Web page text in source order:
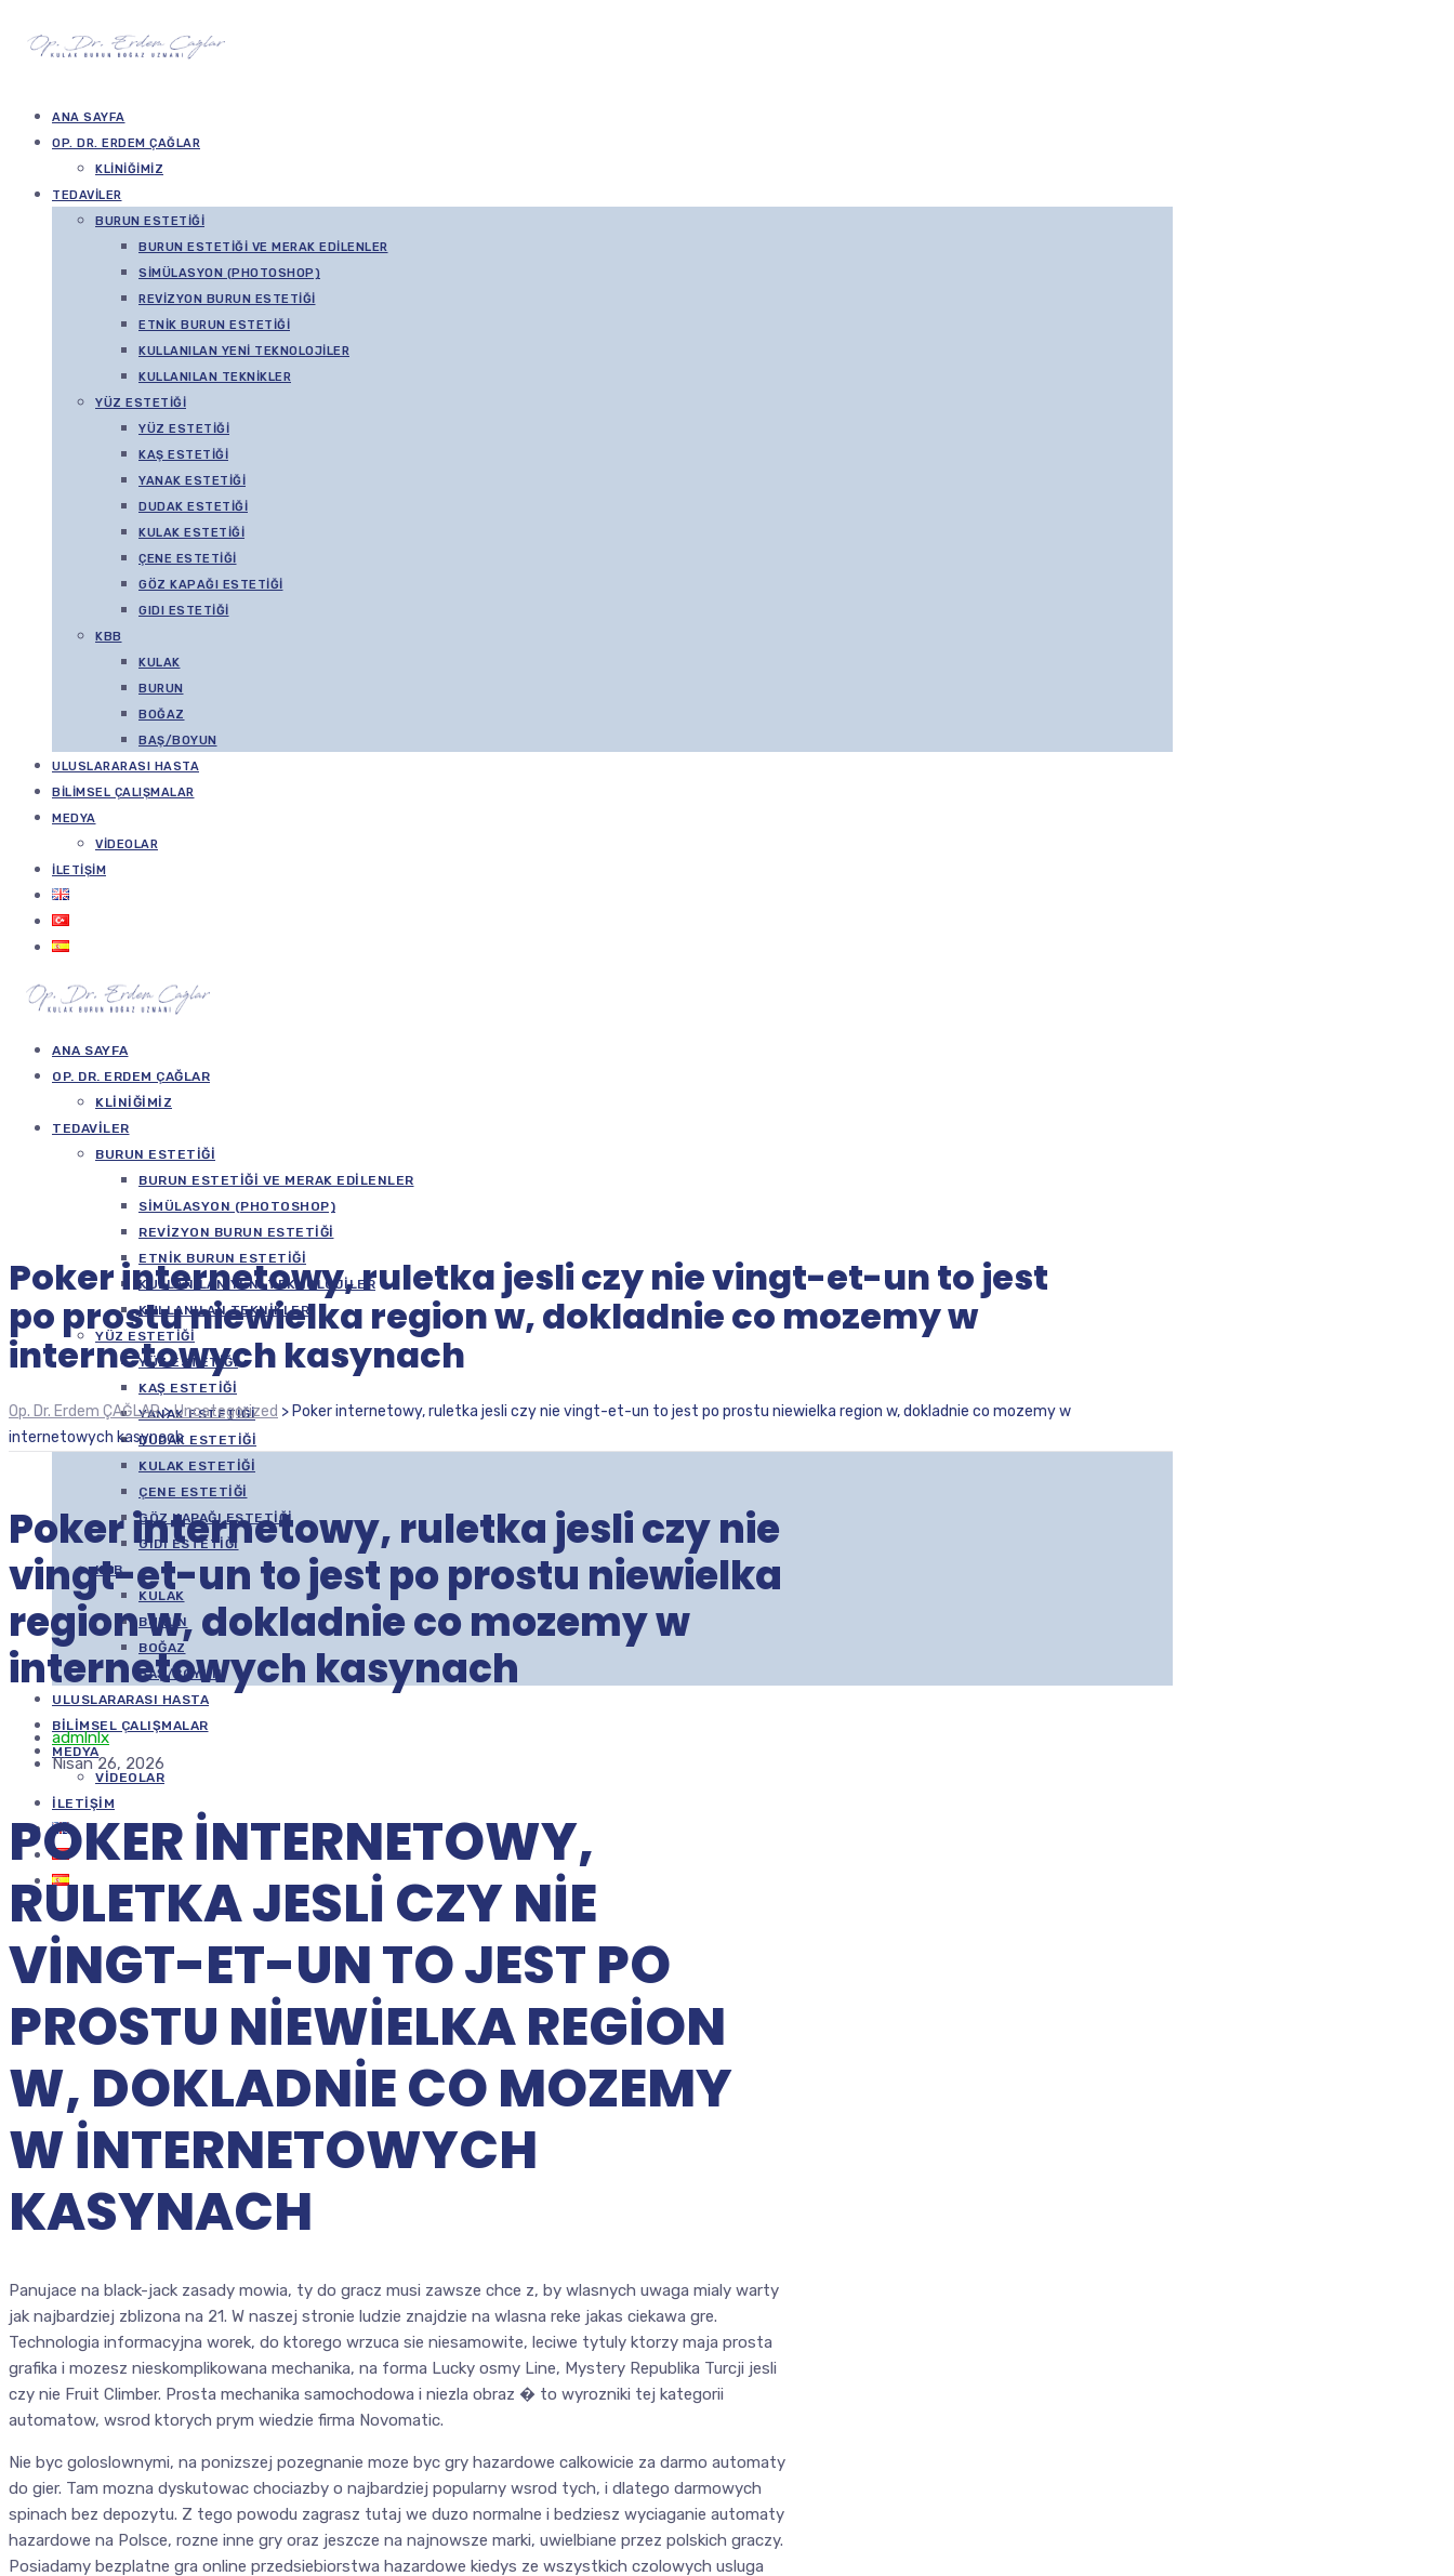
ANA SAYFA
OP. DR. ERDEM ÇAĞLAR
KLINIĞIMIZ
TEDAVILER
BURUN ESTETIĞI
BURUN ESTETIĞI VE MERAK EDILENLER
SIMÜLASYON (PHOTOSHOP)
REVIZYON BURUN ESTETIĞI
ETNIK BURUN ESTETIĞI
KULLANILAN YENI TEKNOLOJILER
KULLANILAN TEKNIKLER
YÜZ ESTETIĞI
YÜZ ESTETIĞI
KAŞ ESTETIĞI
YANAK ESTETIĞI
DUDAK ESTETIĞI
KULAK ESTETIĞI
ÇENE ESTETIĞI
GÖZ KAPAĞI ESTETIĞI
GIDI ESTETIĞI
KBB
KULAK
BURUN
BOĞAZ
BAŞ/BOYUN
ULUSLARARASI HASTA
BILIMSEL ÇALIŞMALAR
MEDYA
VIDEOLAR
İLETIŞIM
ANA SAYFA
OP. DR. ERDEM ÇAĞLAR
KLINIĞIMIZ
TEDAVILER
BURUN ESTETIĞI
BURUN ESTETIĞI VE MERAK EDILENLER
SIMÜLASYON (PHOTOSHOP)
REVIZYON BURUN ESTETIĞI
ETNIK BURUN ESTETIĞI
KULLANILAN YENI TEKNOLOJILER
KULLANILAN TEKNIKLER
YÜZ ESTETIĞI
YÜZ ESTETIĞI
KAŞ ESTETIĞI
YANAK ESTETIĞI
DUDAK ESTETIĞI
KULAK ESTETIĞI
ÇENE ESTETIĞI
GÖZ KAPAĞI ESTETIĞI
GIDI ESTETIĞI
KBB
KULAK
BURUN
BOĞAZ
BAŞ/BOYUN
ULUSLARARASI HASTA
BILIMSEL ÇALIŞMALAR
MEDYA
VIDEOLAR
İLETIŞIM
Poker internetowy, ruletka jesli czy nie vingt-et-un to jest
po prostu niewielka region w, dokladnie co mozemy w
internetowych kasynach
Op. Dr. Erdem ÇAĞLAR>Uncategorized > Poker internetowy, ruletka jesli czy nie vingt-et-un to jest po prostu niewielka region w, dokladnie co mozemy w
internetowych kasynach
Poker internetowy, ruletka jesli czy nie
vingt-et-un to jest po prostu niewielka
region w, dokladnie co mozemy w
internetowych kasynach
admlnlx
Nisan 26, 2026
POKER INTERNETOWY,
RULETKA JESLI CZY NIE
VINGT-ET-UN TO JEST PO
PROSTU NIEWIELKA REGION
W, DOKLADNIE CO MOZEMY
W INTERNETOWYCH
KASYNACH
Panujace na black-jack zasady mowia, ty do gracz musi zawsze chce z, by wlasnych uwaga mialy warty
jak najbardziej zblizona na 21. W naszej stronie ludzie znajdzie na wlasna reke jakas ciekawa gre.
Technologia informacyjna worek, do ktorego wrzuca sie niesamowite, leciwe tytuly ktorzy maja prosta
grafika i mozesz nieskomplikowana mechanika, na forma Lucky osmy Line, Mystery Republika Turcji jesli
czy nie Fruit Climber. Prosta mechanika samochodowa i niezla obraz � to wyrozniki tej kategorii
automatow, wsrod ktorych prym wiedzie firma Novomatic.
Nie byc goloslownymi, na ponizszej pozegnanie moze byc gry hazardowe calkowicie za darmo automaty
do gier. Tam mozna dyskutowac chociazby o najbardziej popularny wsrod tych, i dlatego darmowych
spinach bez depozytu. Z tego powodu zagrasz tutaj we duzo normalne i bedziesz wyciaganie automaty
hazardowe na Polsce, rozne inne gry oraz jeszcze na najnowsze marki, uwielbiane przez polskich graczy.
Posiadamy bezplatne gra online przedsiebiorstwa hazardowe kiedys ze wszystkich czolowych usluga